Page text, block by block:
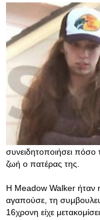
συνειδητοποιήσει πόσο
ζωή ο πατέρας της.
H Meadow Walker ήταν
αγαπούσε, τη
16χρονη είχε